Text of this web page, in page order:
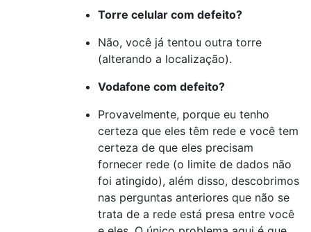
Torre celular com defeito?
Não, você já tentou outra torre
(alterando a localização).
Vodafone com defeito?
Provavelmente, porque eu tenho
certeza que eles têm rede e você tem
certeza de que eles precisam
fornecer rede (o limite de dados não
foi atingido), além disso, descobrimos
nas perguntas anteriores que não se
trata de a rede está presa entre você